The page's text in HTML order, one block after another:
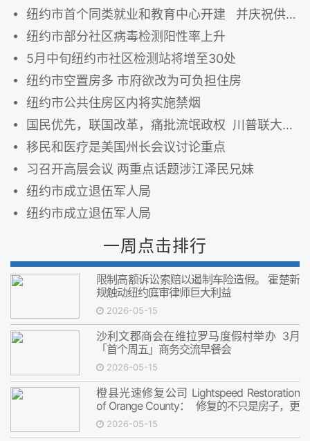
纽约市首个同类就业和教育中心开建 并庆祝供工薪者住房、就业及减免税四周年
纽约市部分社区病毒检测阳性率上升
5月中旬纽约市社区检测站将增至30处
纽约市空置房多 市府欲改为可负担住房
纽约市公共住房区内将实施禁烟
国民优先，联国改革，痛批流氓政权 川普联大发言重点摘要
移民和医疗是美国州长会议讨论重点
习召开高层会议 两重点话题涉江泽民兄妹
纽约市成立退伍军人局
纽约市成立退伍军人局
一周点击排行
限制高额诉讼索赔以遏制车险造假。 霍楚新
规触动纽约庭审律师巨大利益
2026-05-15
沙利文郡商会在维拉罗马度假村举办 3月
「首个周五」商务交流早餐会
2026-05-15
橙县光速修复公司 Lightspeed Restoration
of Orange County： 修复的不只是房子，更
是安心
2026-05-15